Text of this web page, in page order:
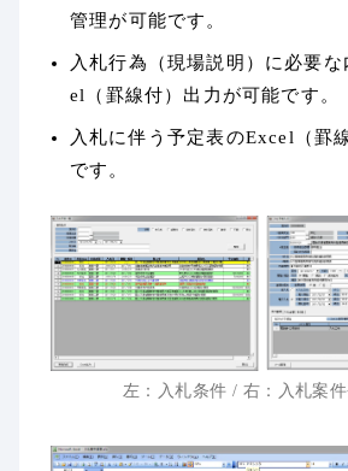
管理が可能です。
入札行為（現場説明）に必要
el（罫線付）出力が可能です。
入札に伴う予定表のExcel（罫
です。
左：入札条件 / 右：入札案